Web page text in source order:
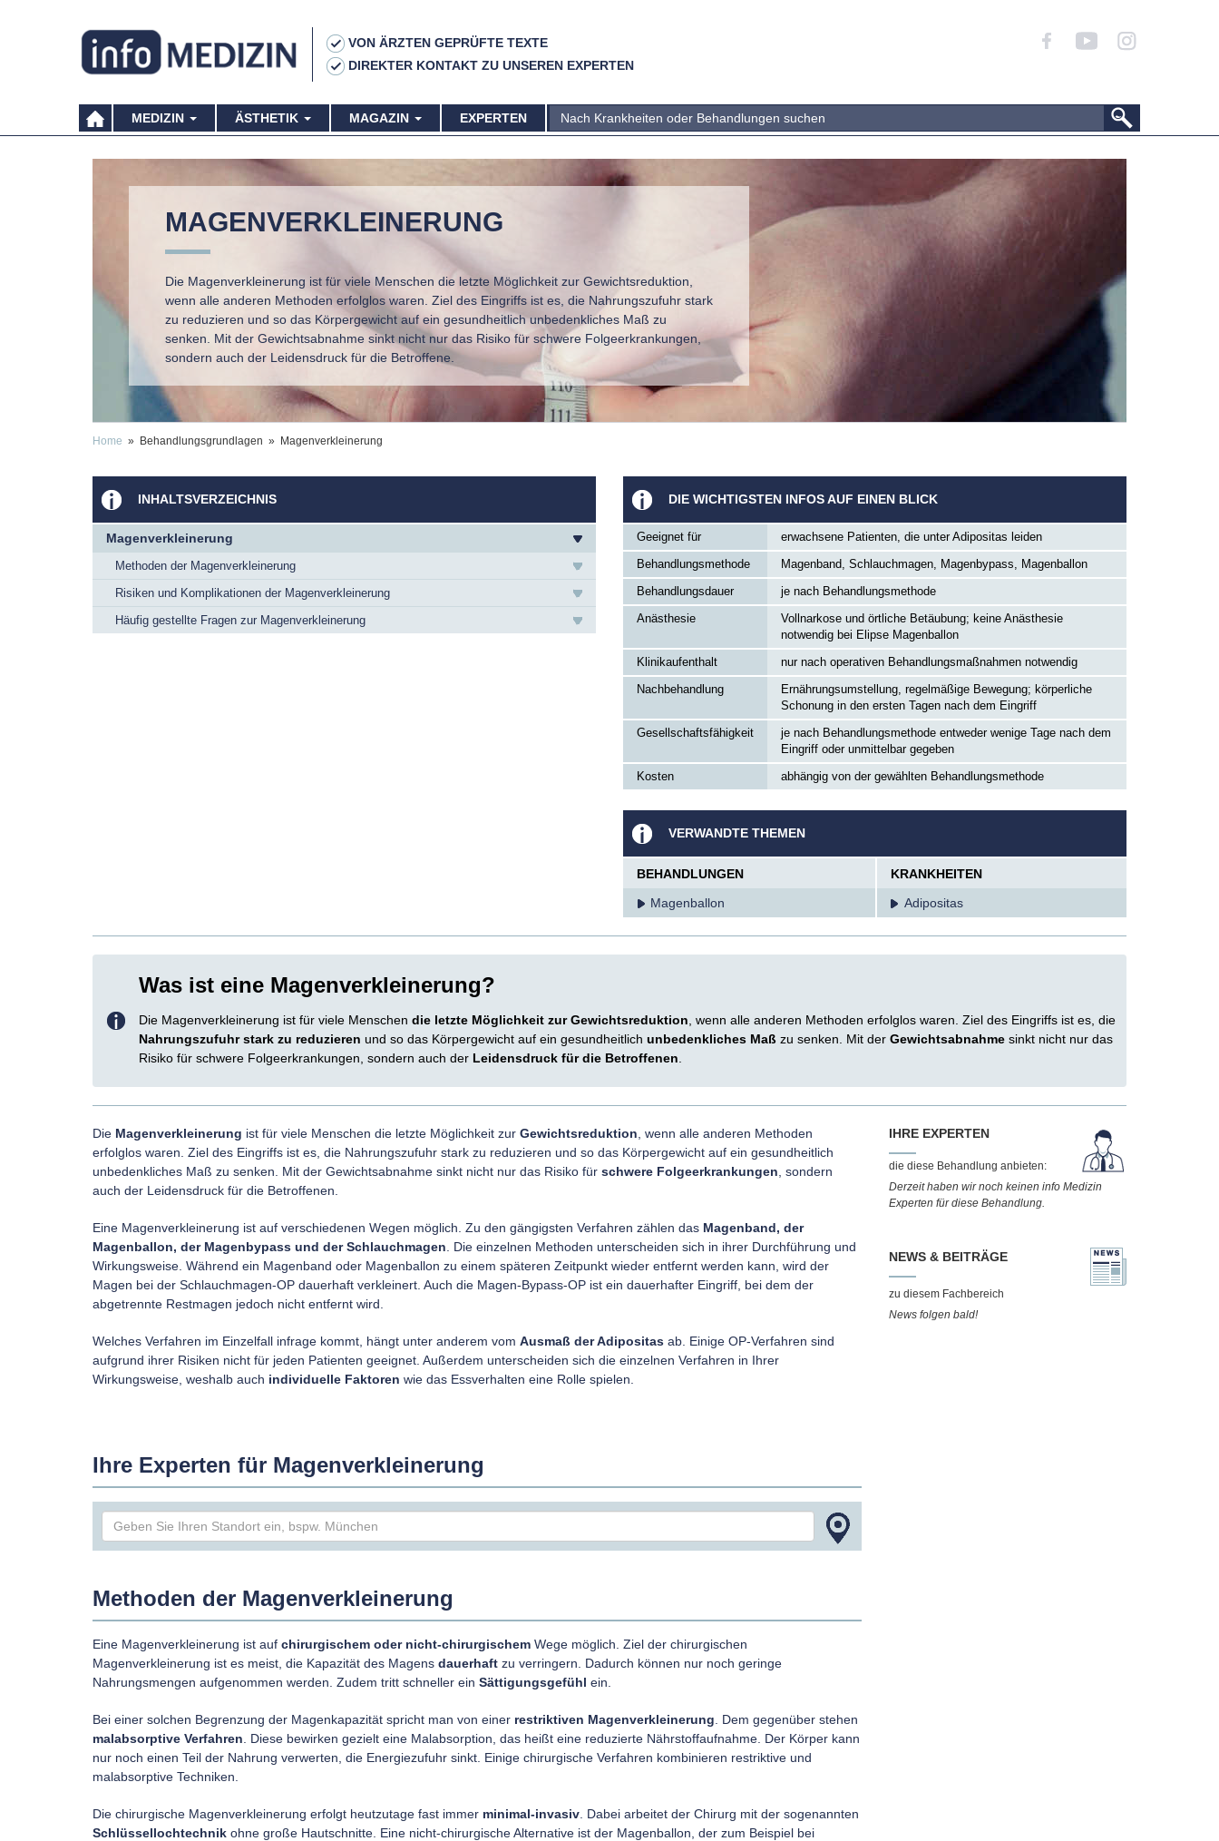
VON ÄRZTEN GEPRÜFTE TEXTE
DIREKTER KONTAKT ZU UNSEREN EXPERTEN
MEDIZIN ÄSTHETIK MAGAZIN EXPERTEN
MAGENVERKLEINERUNG
Die Magenverkleinerung ist für viele Menschen die letzte Möglichkeit zur Gewichtsreduktion,
wenn alle anderen Methoden erfolglos waren. Ziel des Eingriffs ist es, die Nahrungszufuhr stark
zu reduzieren und so das Körpergewicht auf ein gesundheitlich unbedenkliches Maß zu
senken. Mit der Gewichtsabnahme sinkt nicht nur das Risiko für schwere Folgeerkrankungen,
sondern auch der Leidensdruck für die Betroffene.
Home » Behandlungsgrundlagen » Magenverkleinerung
INHALTSVERZEICHNIS
Magenverkleinerung
Methoden der Magenverkleinerung
Risiken und Komplikationen der Magenverkleinerung
Häufig gestellte Fragen zur Magenverkleinerung
DIE WICHTIGSTEN INFOS AUF EINEN BLICK
Geeignet für
erwachsene Patienten, die unter Adipositas leiden
Behandlungsmethode
Magenband, Schlauchmagen, Magenbypass, Magenballon
Behandlungsdauer
je nach Behandlungsmethode
Anästhesie
Vollnarkose und örtliche Betäubung; keine Anästhesie
notwendig bei Elipse Magenballon
Klinikaufenthalt
nur nach operativen Behandlungsmaßnahmen notwendig
Nachbehandlung
Ernährungsumstellung, regelmäßige Bewegung; körperliche
Schonung in den ersten Tagen nach dem Eingriff
Gesellschaftsfähigkeit
je nach Behandlungsmethode entweder wenige Tage nach dem
Eingriff oder unmittelbar gegeben
Kosten
abhängig von der gewählten Behandlungsmethode
VERWANDTE THEMEN
BEHANDLUNGEN
Magenballon
KRANKHEITEN
Adipositas
Was ist eine Magenverkleinerung?
Die Magenverkleinerung ist für viele Menschen die letzte Möglichkeit zur Gewichtsreduktion , wenn alle anderen Methoden erfolglos waren. Ziel des Eingriffs ist es, die
Nahrungszufuhr stark zu reduzieren und so das Körpergewicht auf ein gesundheitlich unbedenkliches Maß zu senken. Mit der Gewichtsabnahme sinkt nicht nur das
Risiko für schwere Folgeerkrankungen, sondern auch der Leidensdruck für die Betroffenen
Die Magenverkleinerung ist für viele Menschen die letzte Möglichkeit zur Gewichtsreduktion , wenn alle anderen Methoden
erfolglos waren. Ziel des Eingriffs ist es, die Nahrungszufuhr stark zu reduzieren und so das Körpergewicht auf ein gesundheitlich
unbedenkliches Maß zu senken. Mit der Gewichtsabnahme sinkt nicht nur das Risiko für schwere Folgeerkrankungen , sondern
auch der Leidensdruck für die Betroffenen.
Eine Magenverkleinerung ist auf verschiedenen Wegen möglich. Zu den gängigsten Verfahren zählen das Magenband, der
Magenballon, der Magenbypass und der Schlauchmagen . Die einzelnen Methoden unterscheiden sich in ihrer Durchführung und
Wirkungsweise. Während ein Magenband oder Magenballon zu einem späteren Zeitpunkt wieder entfernt werden kann, wird der
Magen bei der Schlauchmagen-OP dauerhaft verkleinert. Auch die Magen-Bypass-OP ist ein dauerhafter Eingriff, bei dem der
abgetrennte Restmagen jedoch nicht entfernt wird.
Welches Verfahren im Einzelfall infrage kommt, hängt unter anderem vom Ausmaß der Adipositas ab. Einige OP-Verfahren sind
aufgrund ihrer Risiken nicht für jeden Patienten geeignet. Außerdem unterscheiden sich die einzelnen Verfahren in Ihrer
Wirkungsweise, weshalb auch individuelle Faktoren wie das Essverhalten eine Rolle spielen.
Ihre Experten für Magenverkleinerung
Methoden der Magenverkleinerung
Eine Magenverkleinerung ist auf chirurgischem oder nicht-chirurgischem Wege möglich. Ziel der chirurgischen
Magenverkleinerung ist es meist, die Kapazität des Magens dauerhaft zu verringern. Dadurch können nur noch geringe
Nahrungsmengen aufgenommen werden. Zudem tritt schneller ein Sättigungsgefühl ein.
Bei einer solchen Begrenzung der Magenkapazität spricht man von einer restriktiven Magenverkleinerung . Dem gegenüber stehen
malabsorptive Verfahren . Diese bewirken gezielt eine Malabsorption, das heißt eine reduzierte Nährstoffaufnahme. Der Körper kann
nur noch einen Teil der Nahrung verwerten, die Energiezufuhr sinkt. Einige chirurgische Verfahren kombinieren restriktive und
malabsorptive Techniken.
Die chirurgische Magenverkleinerung erfolgt heutzutage fast immer minimal-invasiv . Dabei arbeitet der Chirurg mit der sogenannten
Schlüssellochtechnik ohne große Hautschnitte. Eine nicht-chirurgische Alternative ist der Magenballon, der zum Beispiel bei
IHRE EXPERTEN
die diese Behandlung anbieten:
Derzeit haben wir noch keinen info Medizin
Experten für diese Behandlung.
NEWS & BEITRÄGE
zu diesem Fachbereich
News folgen bald!